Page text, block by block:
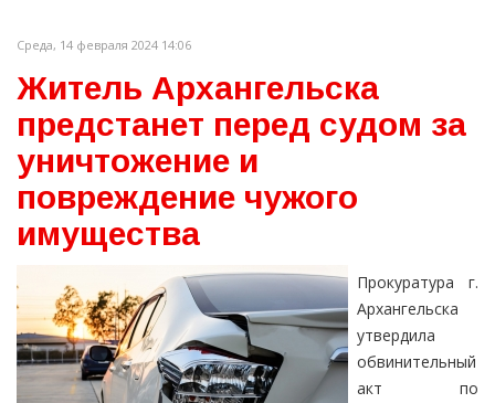
Среда, 14 февраля 2024 14:06
Житель Архангельска
предстанет перед судом за
уничтожение и
повреждение чужого
имущества
Прокуратура г.
Архангельска
утвердила
обвинительный
акт по